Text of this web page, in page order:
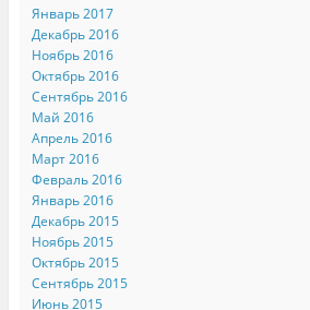
Январь 2017
Декабрь 2016
Ноябрь 2016
Октябрь 2016
Сентябрь 2016
Май 2016
Апрель 2016
Март 2016
Февраль 2016
Январь 2016
Декабрь 2015
Ноябрь 2015
Октябрь 2015
Сентябрь 2015
Июнь 2015